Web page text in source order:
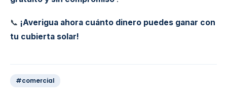
📞 ¡Averigua ahora cuánto dinero puedes ganar con
tu cubierta solar!
#comercial